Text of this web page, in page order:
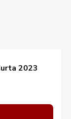
2023